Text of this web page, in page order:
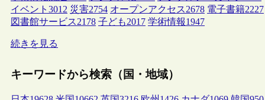
イベント 3012 災害2754 オープンアクセス2678 電子書籍2227
図書館サービス2178 子ども2017 学術情報1947
続きを見る
キーワードから検索（国・地域）